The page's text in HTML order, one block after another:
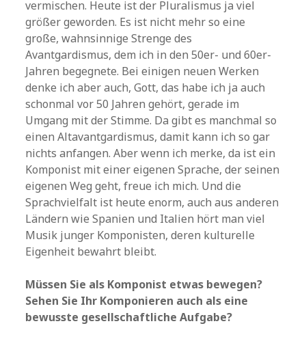
vermischen. Heute ist der Pluralismus ja viel
größer geworden. Es ist nicht mehr so eine
große, wahnsinnige Strenge des
Avantgardismus, dem ich in den 50er- und 60er-
Jahren begegnete. Bei einigen neuen Werken
denke ich aber auch, Gott, das habe ich ja auch
schonmal vor 50 Jahren gehört, gerade im
Umgang mit der Stimme. Da gibt es manchmal so
einen Altavantgardismus, damit kann ich so gar
nichts anfangen. Aber wenn ich merke, da ist ein
Komponist mit einer eigenen Sprache, der seinen
eigenen Weg geht, freue ich mich. Und die
Sprachvielfalt ist heute enorm, auch aus anderen
Ländern wie Spanien und Italien hört man viel
Musik junger Komponisten, deren kulturelle
Eigenheit bewahrt bleibt.
Müssen Sie als Komponist etwas bewegen?
Sehen Sie Ihr Komponieren auch als eine
bewusste gesellschaftliche Aufgabe?